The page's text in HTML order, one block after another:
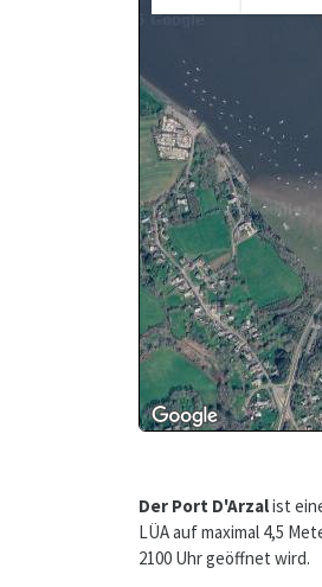
Der Port D'Arzalist
LÜA auf maximal 4,5
2100 Uhr geöffnet wird.